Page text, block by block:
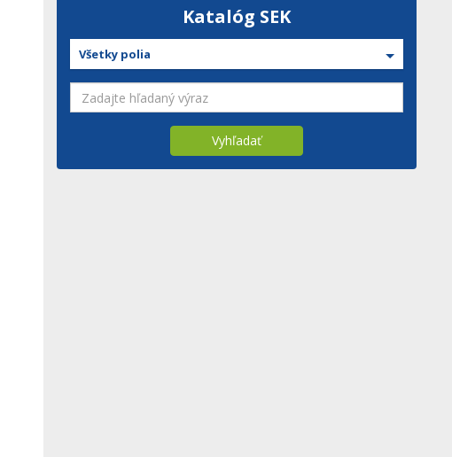
Katalóg SEK
Všetky polia
Vyhľadať